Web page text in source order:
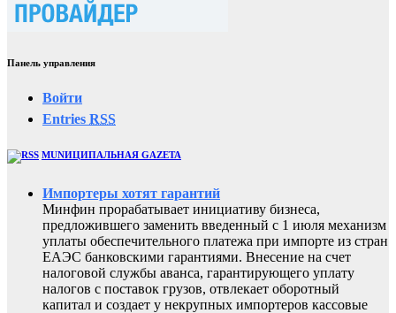
Панель управления
Войти
Entries RSS
MUNИЦИПАЛЬНАЯ GAZЕТА
Импортеры хотят гарантий
Минфин прорабатывает инициативу бизнеса,
предложившего заменить введенный с 1 июля механизм
уплаты обеспечительного платежа при импорте из стран
ЕАЭС банковскими гарантиями. Внесение на счет
налоговой службы аванса, гарантирующего уплату
налогов с поставок грузов, отвлекает оборотный
капитал и создает у некрупных импортеров кассовые